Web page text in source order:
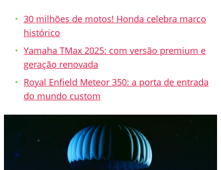
30 milhões de motos! Honda celebra marco
histórico
Yamaha TMax 2025: com versão premium e
geração renovada
Royal Enfield Meteor 350: a porta de entrada
do mundo custom